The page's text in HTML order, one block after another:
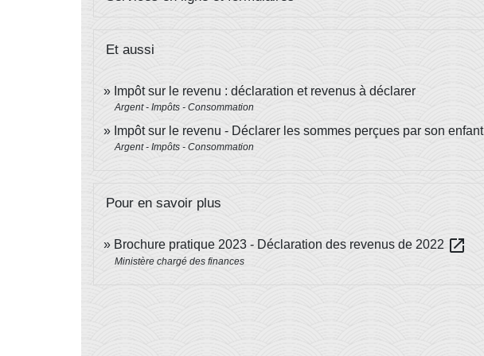
Et aussi
Impôt sur le revenu : déclaration et revenus à déclarer
Argent - Impôts - Consommation
Impôt sur le revenu - Déclarer les sommes perçues par son enfant
Argent - Impôts - Consommation
Pour en savoir plus
Brochure pratique 2023 - Déclaration des revenus de 2022 open_in_new
Ministère chargé des finances